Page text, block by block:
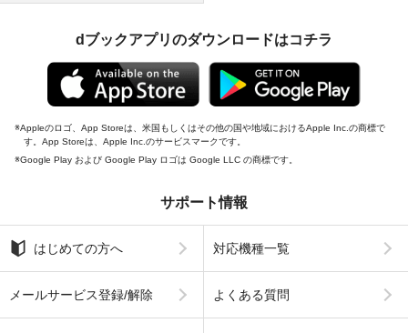
dブックアプリのダウンロードはコチラ
Appleのロゴ、App Storeは、米国もしくはその他の国や地域におけるApple Inc.の商標で
す。App Storeは、Apple Inc.のサービスマークです。
Google Play および Google Play ロゴは Google LLC の商標です。
サポート情報
はじめての方へ 対応機種一覧
メールサービス登録/解除 よくある質問